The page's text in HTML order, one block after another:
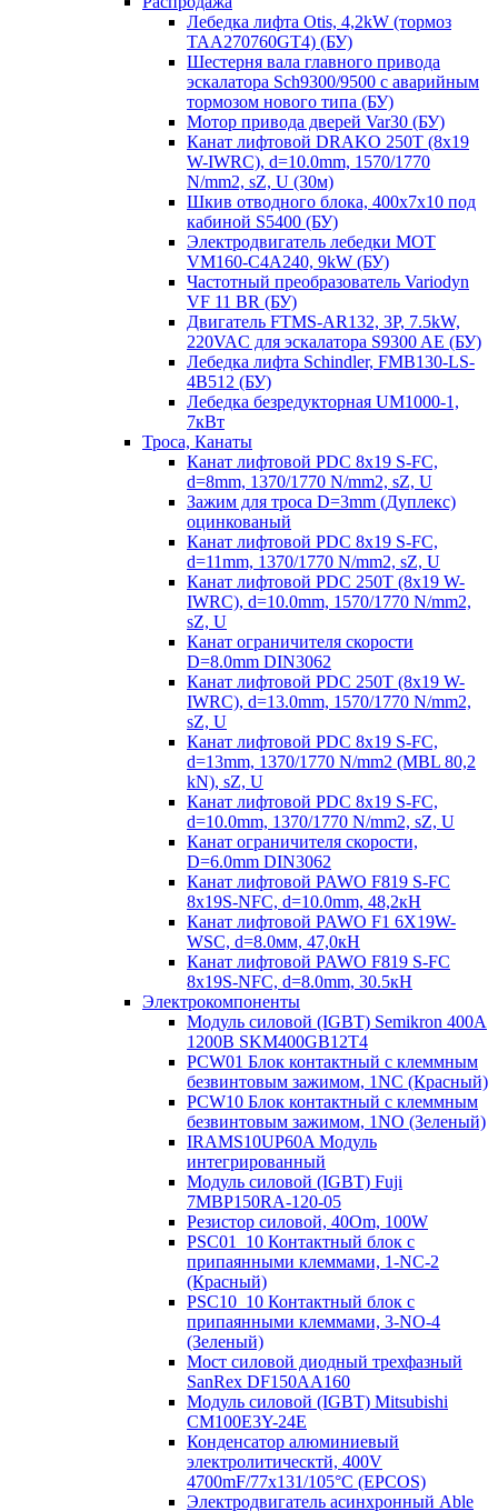
Лебедка лифта Otis, 4,2kW (тормоз
TAA270760GT4) (БУ)
Шестерня вала главного привода
эскалатора Sch9300/9500 с аварийным
тормозом нового типа (БУ)
Мотор привода дверей Var30 (БУ)
Канат лифтовой DRAKO 250T (8x19
W-IWRC), d=10.0mm, 1570/1770
N/mm2, sZ, U (30м)
Шкив отводного блока, 400х7х10 под
кабиной S5400 (БУ)
Электродвигатель лебедки MOT
VM160-C4A240, 9kW (БУ)
Частотный преобразователь Variodyn
VF 11 BR (БУ)
Двигатель FTMS-AR132, 3P, 7.5kW,
220VAC для эскалатора S9300 AE (БУ)
Лебедка лифта Schindler, FMB130-LS-
4B512 (БУ)
Лебедка безредукторная UM1000-1,
7кВт
Троса, Канаты
Канат лифтовой PDC 8x19 S-FC,
d=8mm, 1370/1770 N/mm2, sZ, U
Зажим для троса D=3mm (Дуплекс)
оцинкованый
Канат лифтовой PDC 8x19 S-FC,
d=11mm, 1370/1770 N/mm2, sZ, U
Канат лифтовой PDC 250T (8x19 W-
IWRC), d=10.0mm, 1570/1770 N/mm2,
sZ, U
Канат ограничителя скорости
D=8.0mm DIN3062
Канат лифтовой PDC 250T (8x19 W-
IWRC), d=13.0mm, 1570/1770 N/mm2,
sZ, U
Канат лифтовой PDC 8х19 S-FC,
d=13mm, 1370/1770 N/mm2 (MBL 80,2
kN), sZ, U
Канат лифтовой PDC 8x19 S-FC,
d=10.0mm, 1370/1770 N/mm2, sZ, U
Канат ограничителя скорости,
D=6.0mm DIN3062
Канат лифтовой PAWO F819 S-FC
8х19S-NFC, d=10.0mm, 48,2кН
Канат лифтовой PAWO F1 6X19W-
WSC, d=8.0мм, 47,0кН
Канат лифтовой PAWO F819 S-FC
8х19S-NFC, d=8.0mm, 30.5кН
Электрокомпоненты
Модуль силовой (IGBT) Semikron 400А
1200В SKM400GB12T4
PCW01 Блок контактный с клеммным
безвинтовым зажимом, 1NC (Красный)
PCW10 Блок контактный с клеммным
безвинтовым зажимом, 1NO (Зеленый)
IRAMS10UP60A Модуль
интегрированный
Модуль силовой (IGBT) Fuji
7MBP150RA-120-05
Резистор силовой, 40Om, 100W
PSC01_10 Контактный блок с
припаянными клеммами, 1-NC-2
(Красный)
PSC10_10 Контактный блок с
припаянными клеммами, 3-NO-4
(Зеленый)
Мост силовой диодный трехфазный
SanRex DF150AA160
Модуль силовой (IGBT) Mitsubishi
CM100E3Y-24E
Конденсатор алюминиевый
электролитическтй, 400V
4700mF/77x131/105°C (EPCOS)
Электродвигатель асинхронный Able